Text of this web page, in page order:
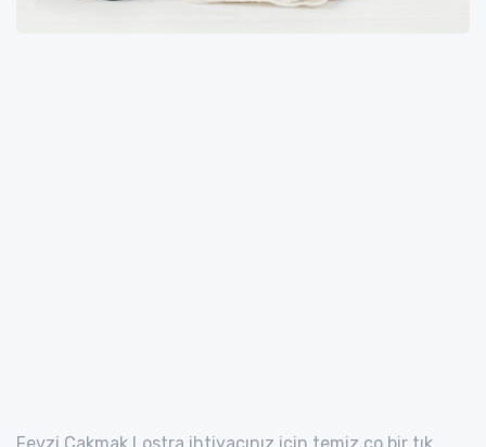
Fevzi Çakmak Lostra ihtiyacınız için temiz.co bir tık